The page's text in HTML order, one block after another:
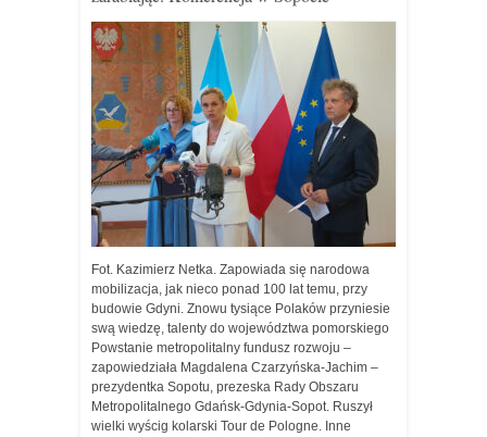
Fot. Kazimierz Netka. Zapowiada się narodowa
mobilizacja, jak nieco ponad 100 lat temu, przy
budowie Gdyni. Znowu tysiące Polaków przyniesie
swą wiedzę, talenty do województwa pomorskiego
Powstanie metropolitalny fundusz rozwoju –
zapowiedziała Magdalena Czarzyńska-Jachim –
prezydentka Sopotu, prezeska Rady Obszaru
Metropolitalnego Gdańsk-Gdynia-Sopot. Ruszył
wielki wyścig kolarski Tour de Pologne. Inne